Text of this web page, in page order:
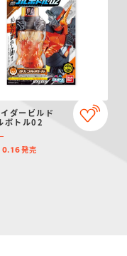
ダービルド
ボトル02
発売